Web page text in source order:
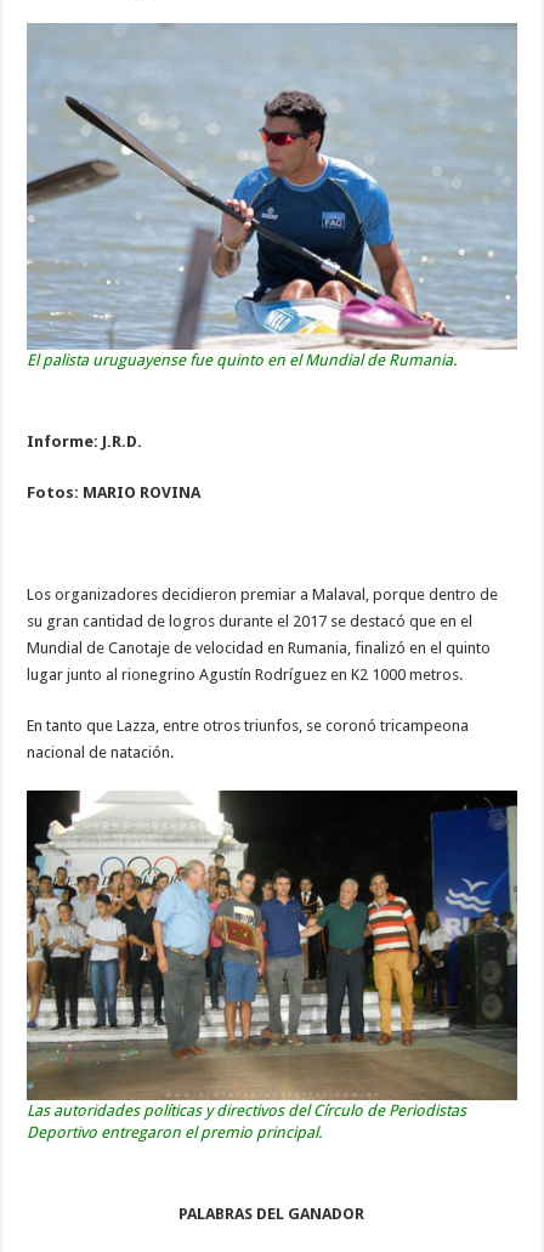
El palista uruguayense fue quinto en el Mundial de Rumania.
Informe: J.R.D.
Fotos: MARIO ROVINA
Los organizadores decidieron premiar a Malaval, porque dentro de
su gran cantidad de logros durante el 2017 se destacó que en el
Mundial de Canotaje de velocidad en Rumania, finalizó en el quinto
lugar junto al rionegrino Agustín Rodríguez en K2 1000 metros.
En tanto que Lazza, entre otros triunfos, se coronó tricampeona
nacional de natación.
Las autoridades políticas y directivos del Círculo de Periodistas
Deportivo entregaron el premio principal.
PALABRAS DEL GANADOR